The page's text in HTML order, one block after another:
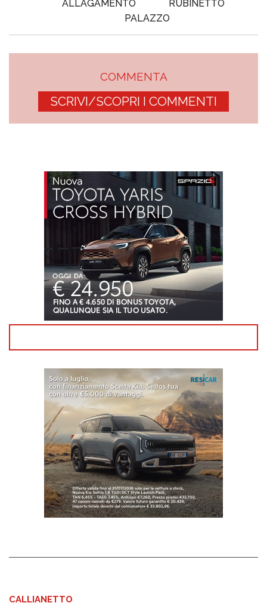
ALLAGAMENTO
RUBINETTO
PALAZZO
COMMENTA
SCRIVI/SCOPRI I COMMENTI
CALLIANETTO